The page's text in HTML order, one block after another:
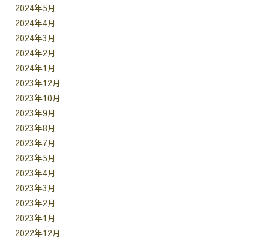
2024年5月
2024年4月
2024年3月
2024年2月
2024年1月
2023年12月
2023年10月
2023年9月
2023年8月
2023年7月
2023年5月
2023年4月
2023年3月
2023年2月
2023年1月
2022年12月